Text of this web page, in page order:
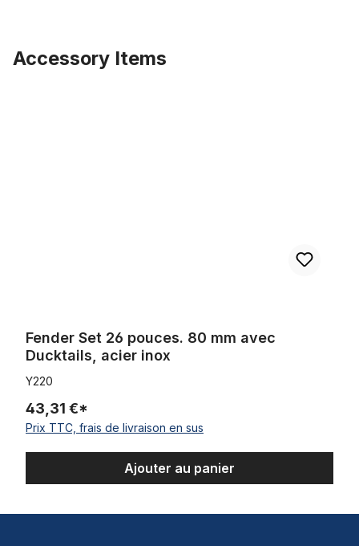
Accessory Items
Fender Set 26 pouces. 80 mm avec
Ducktails, acier inox
Y220
43,31 €*
Prix TTC, frais de livraison en sus
Ajouter au panier